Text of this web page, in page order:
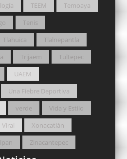
TEEM
Temoaya
Tenis
Tlahuica
Tlalnepantla
Trijaem
Tultepec
UAEM
Una Fiebre Deportiva
verde
Vida y Estilo
Viral
Xonacatlán
Zinacantepec